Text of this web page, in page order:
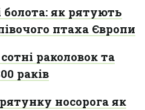
болота: як рятують
птаха Європи
раколовок та
раків
носорога як